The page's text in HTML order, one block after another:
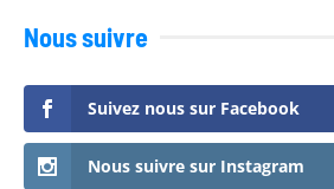
Nous suivre
Suivez nous sur Facebook
Nous suivre sur Instagram